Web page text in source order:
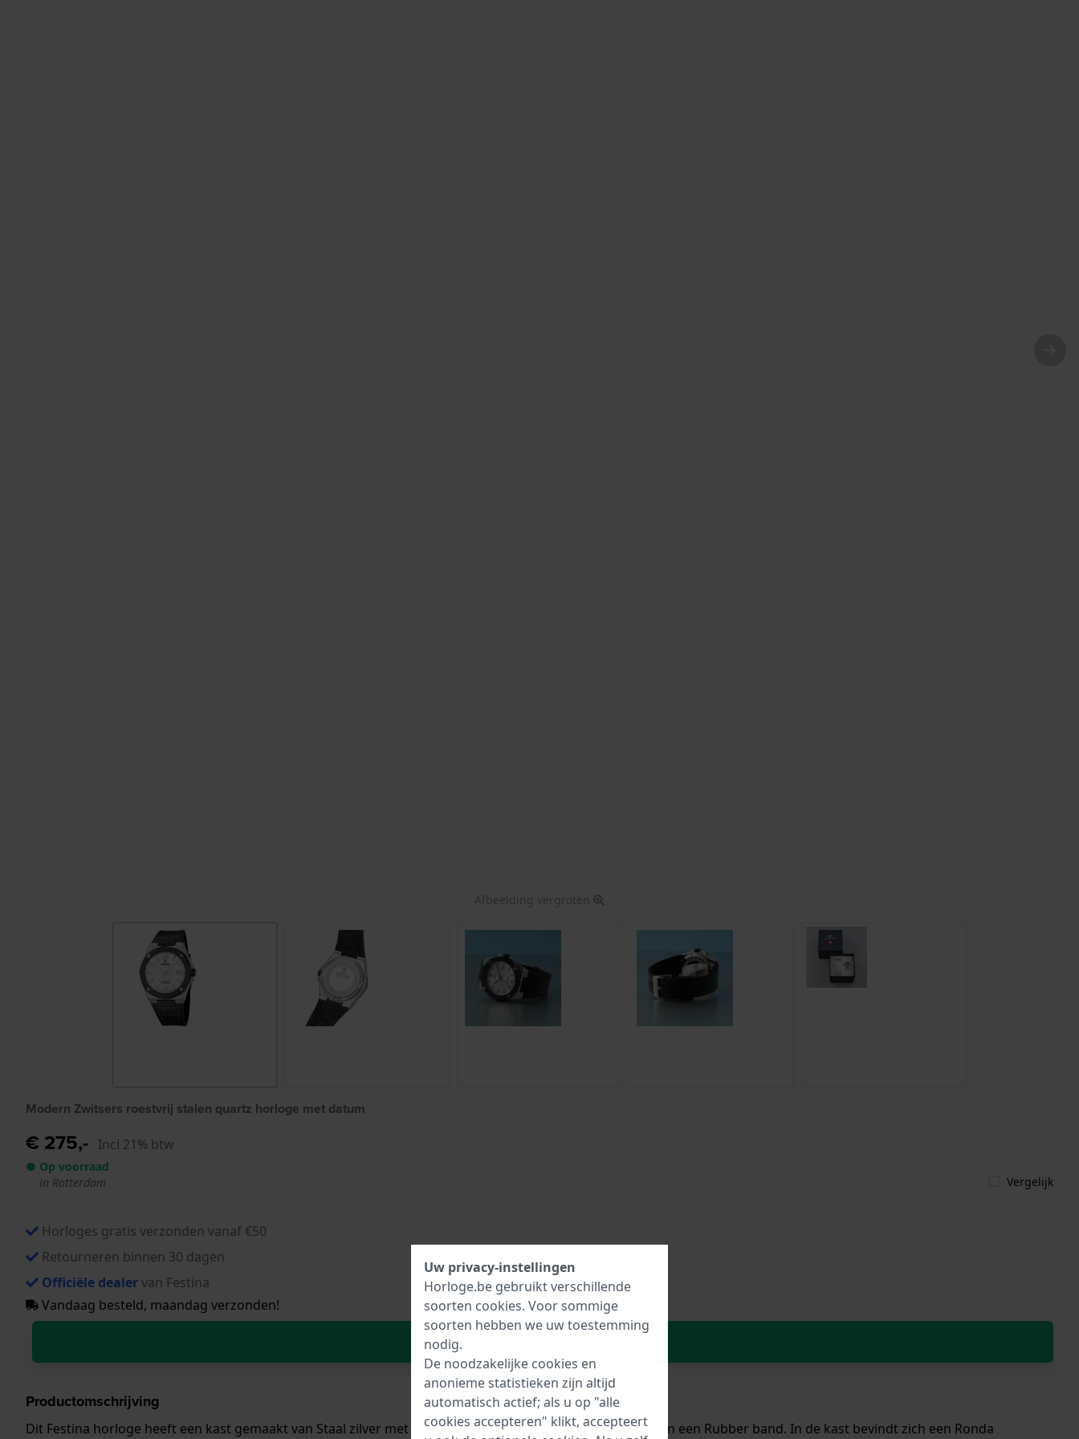
Afbeelding vergroten
Modern Zwitsers roestvrij stalen quartz horloge met datum
€ 275,- Incl 21% btw
● Op voorraad
in Rotterdam
Vergelijk
Horloges gratis verzonden vanaf €50
Retourneren binnen 30 dagen
Officiële dealervan Festina
Vandaag besteld, maandag verzonden!
Productomschrijving
Dit Festina horloge heeft een kast gemaakt van Staal zilver met een diameter van 42 mm en is voorzien van een Rubber band. In de kast bevindt zich een Ronda
Uw privacy-instellingen
Horloge.be gebruikt verschillende
soorten cookies. Voor sommige
soorten hebben we uw toestemming
nodig.
De noodzakelijke cookies en
anonieme statistieken zijn altijd
automatisch actief; als u op "alle
cookies accepteren" klikt, accepteert